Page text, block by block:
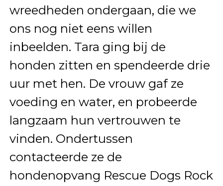
wreedheden ondergaan, die we
ons nog niet eens willen
inbeelden. Tara ging bij de
honden zitten en spendeerde drie
uur met hen. De vrouw gaf ze
voeding en water, en probeerde
langzaam hun vertrouwen te
vinden. Ondertussen
contacteerde ze de
hondenopvang Rescue Dogs Rock